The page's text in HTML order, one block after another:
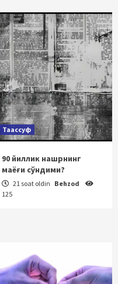
Таассуф
90 йиллик нашрнинг
маёғи сўндими?
21 soat oldin Behzod
125